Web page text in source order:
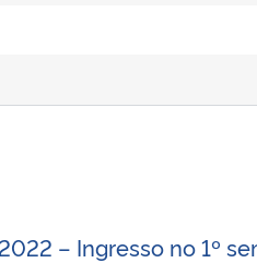
– Ingresso no 1º